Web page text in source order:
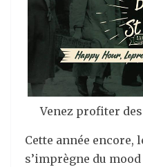
Venez profiter
Cette année encore,
s’imprègne du